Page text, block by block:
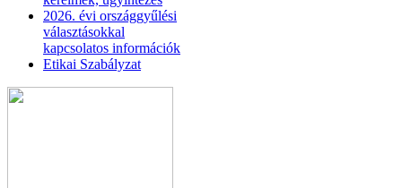
2026. évi országgyűlési
választásokkal
kapcsolatos információk
Etikai Szabályzat